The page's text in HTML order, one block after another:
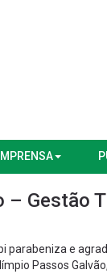
IMPRENSA
Gestão
parabeniza e
Passos